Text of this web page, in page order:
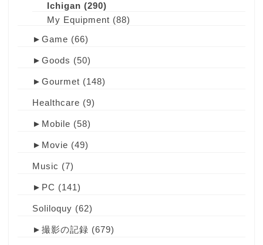
Ichigan (290)
My Equipment (88)
► Game (66)
► Goods (50)
► Gourmet (148)
Healthcare (9)
► Mobile (58)
► Movie (49)
Music (7)
► PC (141)
Soliloquy (62)
► 撮影の記録 (679)